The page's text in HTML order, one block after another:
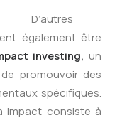
D’autres
également être
investing, un
promouvoir des
spécifiques.
impact consiste à